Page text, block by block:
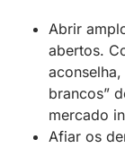
Abrir
abertos.
brancos”
mercado
Afiar os